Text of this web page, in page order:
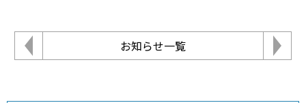
お知らせ一覧